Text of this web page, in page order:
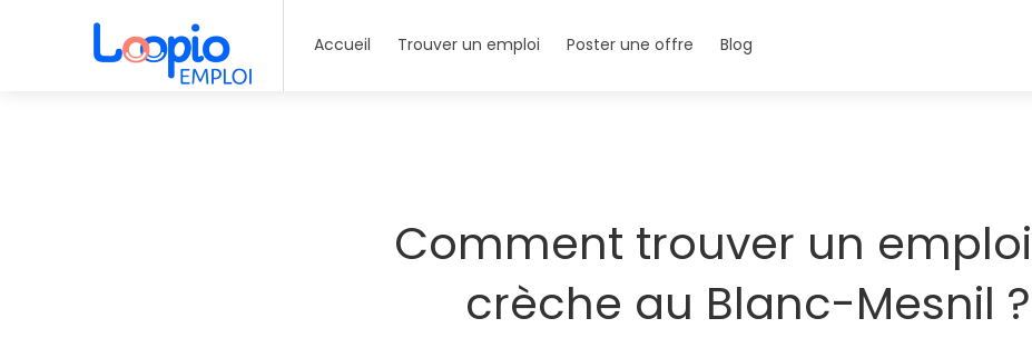
Accueil Trouver un emploi Poster une offre Blog
Comment trouver un
crèche au Blanc-Mesnil ?